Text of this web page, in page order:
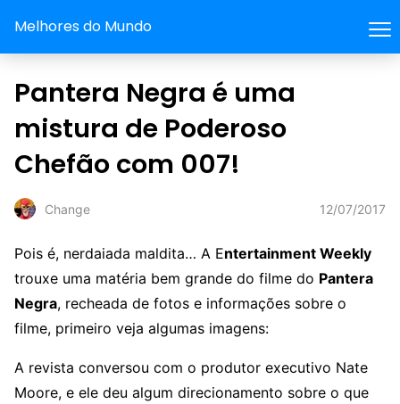
Melhores do Mundo
Pantera Negra é uma
mistura de Poderoso
Chefão com 007!
Change 12/07/2017
Pois é, nerdaiada maldita… A Entertainment Weekly
trouxe uma matéria bem grande do filme do Pantera
Negra, recheada de fotos e informações sobre o
filme, primeiro veja algumas imagens:
A revista conversou com o produtor executivo Nate
Moore, e ele deu algum direcionamento sobre o que